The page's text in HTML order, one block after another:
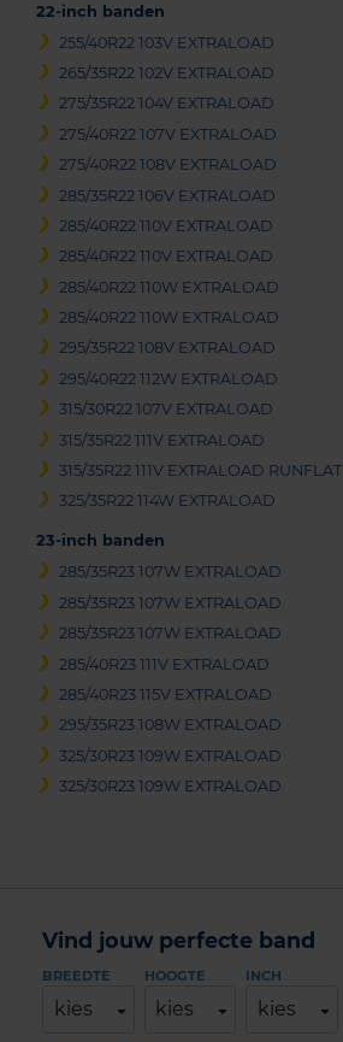
22-inch banden
255/40R22 103V EXTRALOAD
265/35R22 102V EXTRALOAD
275/35R22 104V EXTRALOAD
275/40R22 107V EXTRALOAD
275/40R22 108V EXTRALOAD
285/35R22 106V EXTRALOAD
285/40R22 110V EXTRALOAD
285/40R22 110V EXTRALOAD
285/40R22 110W EXTRALOAD
285/40R22 110W EXTRALOAD
295/35R22 108V EXTRALOAD
295/40R22 112W EXTRALOAD
315/30R22 107V EXTRALOAD
315/35R22 111V EXTRALOAD
315/35R22 111V EXTRALOAD RUNFLAT
325/35R22 114W EXTRALOAD
23-inch banden
285/35R23 107W EXTRALOAD
285/35R23 107W EXTRALOAD
285/35R23 107W EXTRALOAD
285/40R23 111V EXTRALOAD
285/40R23 115V EXTRALOAD
295/35R23 108W EXTRALOAD
325/30R23 109W EXTRALOAD
325/30R23 109W EXTRALOAD
Vind jouw perfecte band
BREEDTE
kies
HOOGTE
kies
INCH
kies